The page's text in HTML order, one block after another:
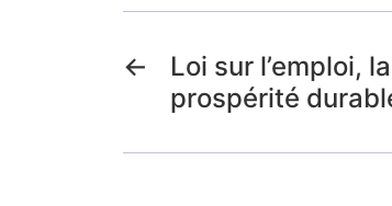
←
Loi sur l’emploi,
prospérité